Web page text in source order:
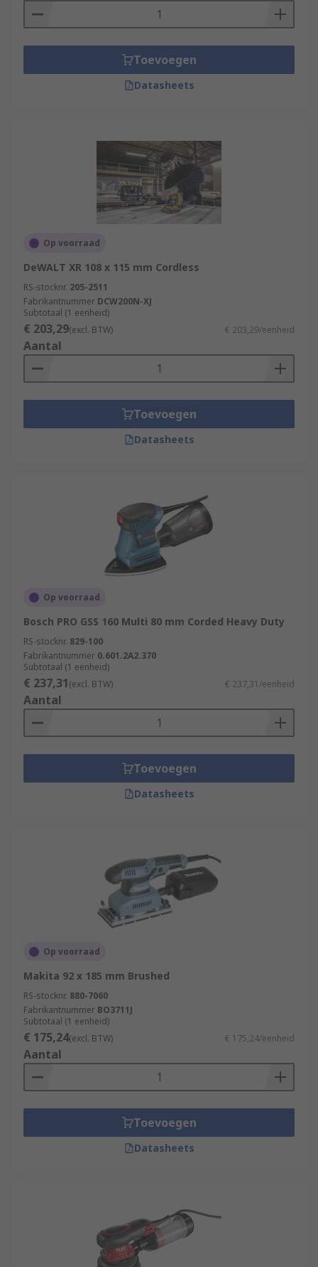
Toevoegen
Datasheets
Op voorraad
DeWALT XR 108 x 115 mm Cordless
RS-stocknr. 205-2511
Fabrikantnummer DCW200N-XJ
Subtotaal (1 eenheid)
€ 203,29(excl. BTW) € 203,29/eenheid
Aantal
Toevoegen
Datasheets
Op voorraad
Bosch PRO GSS 160 Multi 80 mm Corded Heavy Duty
RS-stocknr. 829-100
Fabrikantnummer 0.601.2A2.370
Subtotaal (1 eenheid)
€ 237,31(excl. BTW) € 237,31/eenheid
Aantal
Toevoegen
Datasheets
Op voorraad
Makita 92 x 185 mm Brushed
RS-stocknr. 880-7060
Fabrikantnummer BO3711J
Subtotaal (1 eenheid)
€ 175,24(excl. BTW) € 175,24/eenheid
Aantal
Toevoegen
Datasheets